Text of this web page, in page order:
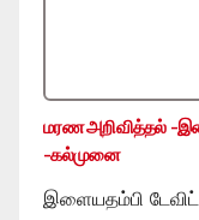
மரண அறிவித்தல் -
-கல்முனை
இளையதம்பி